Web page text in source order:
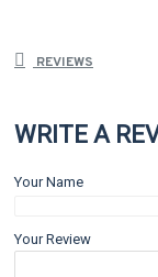
REVIEWS
WRITE A
Your Name
Your Review